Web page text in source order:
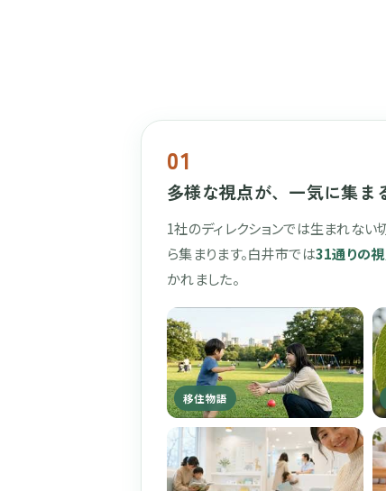
01
多様な視点が、一気に集ま
1社のディレクションでは生まれない
ら集まります。白井市では31通りの
かれました。
移住物語